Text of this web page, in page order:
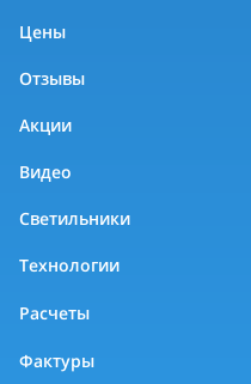
Цены
Отзывы
Акции
Видео
Светильники
Технологии
Расчеты
Фактуры